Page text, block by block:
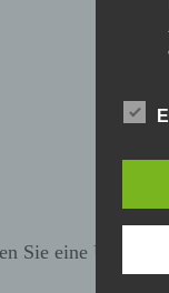
Sie eine